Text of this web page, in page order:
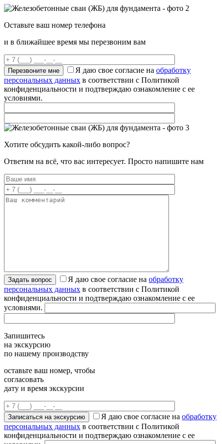
Оставьте ваш номер телефона
и в ближайшее время мы перезвоним вам
Я даю свое согласие на обработку
персональных данных в соответствии с Политикой
конфиденциальности и подтверждаю ознакомление с ее
условиями.
Хотите обсудить какой-либо вопрос?
Ответим на всё, что вас интересует. Просто напишите нам
Я даю свое согласие на обработку
персональных данных в соответствии с Политикой
конфиденциальности и подтверждаю ознакомление с ее
условиями.
Запишитесь
на экскурсию
по нашему производству
оставьте ваш номер, чтобы
согласовать
дату и время экскурсии
Я даю свое согласие на обработку
персональных данных в соответствии с Политикой
конфиденциальности и подтверждаю ознакомление с ее